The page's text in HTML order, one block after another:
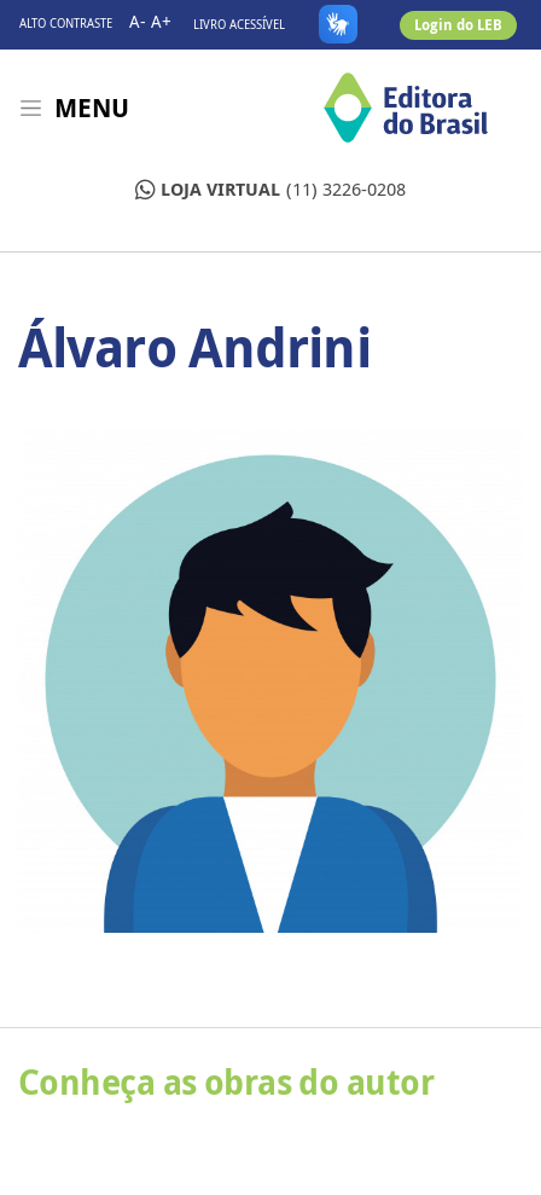
ALTO CONTRASTE A- A+ LIVRO ACESSÍVEL Login do LEB
MENU
LOJA VIRTUAL (11) 3226-0208
Álvaro Andrini
Conheça as obras do autor